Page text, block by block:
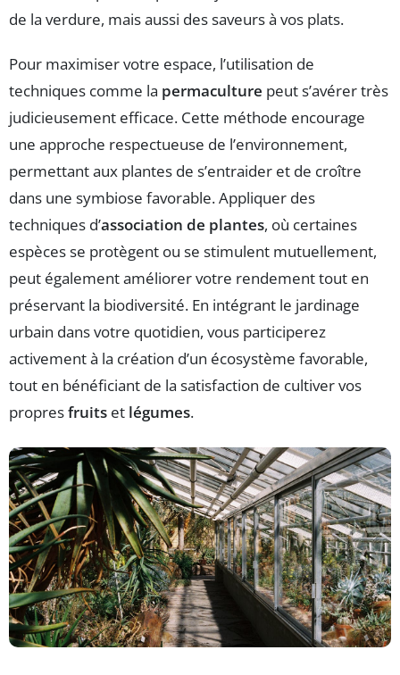
de la verdure, mais aussi des saveurs à vos plats.
Pour maximiser votre espace, l’utilisation de
techniques comme la permaculture peut s’avérer très
judicieusement efficace. Cette méthode encourage
une approche respectueuse de l’environnement,
permettant aux plantes de s’entraider et de croître
dans une symbiose favorable. Appliquer des
techniques d’association de plantes, où certaines
espèces se protègent ou se stimulent mutuellement,
peut également améliorer votre rendement tout en
préservant la biodiversité. En intégrant le jardinage
urbain dans votre quotidien, vous participerez
activement à la création d’un écosystème favorable,
tout en bénéficiant de la satisfaction de cultiver vos
propresfruits et légumes.